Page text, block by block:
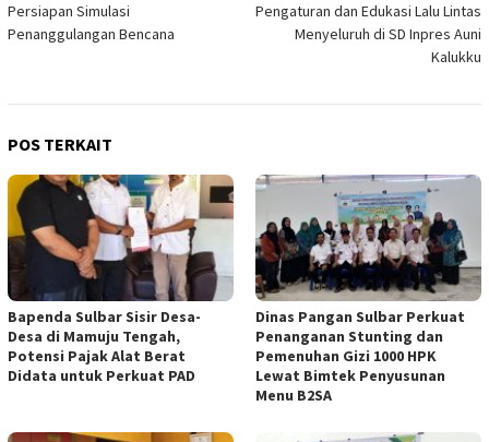
Persiapan Simulasi
Penanggulangan Bencana
Pengaturan dan Edukasi Lalu Lintas
Menyeluruh di SD Inpres Auni
Kalukku
POS TERKAIT
Bapenda Sulbar Sisir Desa-
Desa di Mamuju Tengah,
Potensi Pajak Alat Berat
Didata untuk Perkuat PAD
Dinas Pangan Sulbar Perkuat
Penanganan Stunting dan
Pemenuhan Gizi 1000 HPK
Lewat Bimtek Penyusunan
Menu B2SA